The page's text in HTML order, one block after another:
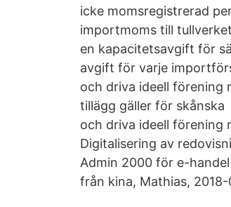
icke momsregistrerad
importmoms till
en kapacitetsavgift för
avgift för varje
och driva ideell förening
tillägg gäller för
och driva ideell förening
Digitalisering av
Admin 2000 för e-
från kina, Mathias, 2018-